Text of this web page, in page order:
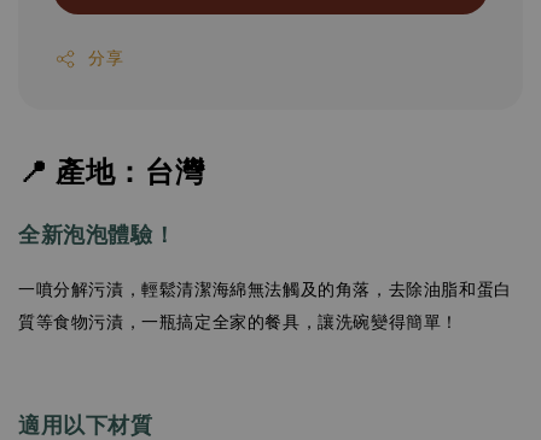
分享
📍 產地：台灣
全新泡泡體驗！
一噴分解污漬，輕鬆清潔海綿無法觸及的角落，去除油脂和蛋白
質等食物污漬，一瓶搞定全家的餐具，讓洗碗變得簡單！
適用以下材質